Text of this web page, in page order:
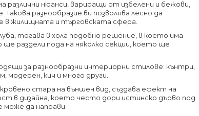
различни нюанси, вариращи от избелени и бежови,
разнообразие ви позволява лесно да
в жилищната и търговската сфера.
тогава в хола подобно решение, в което има
раздели пода на няколко секции, което ще
за разнообразни интериорни стилове: кънтри,
модерен, кич и много други.
стара на външен вид, създава ефект на
в дизайна, което често дори истинско дърво под
може да направи.